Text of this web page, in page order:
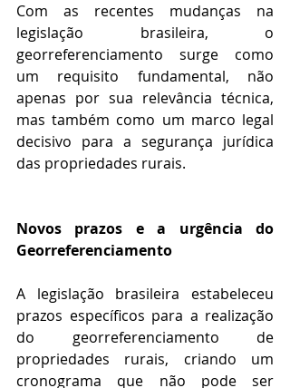
Com as recentes mudanças na
legislação brasileira, o
georreferenciamento surge como
um requisito fundamental, não
apenas por sua relevância técnica,
mas também como um marco legal
decisivo para a segurança jurídica
das propriedades rurais.
Novos prazos e a urgência do
Georreferenciamento
A legislação brasileira estabeleceu
prazos específicos para a realização
do georreferenciamento de
propriedades rurais, criando um
cronograma que não pode ser